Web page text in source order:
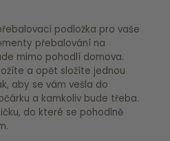
podložka pro vaše
přebalování na
mimo pohodlí domova.
a opět složíte jednou
aby se vám vešla do
a kamkoliv bude třeba.
do které se pohodlně